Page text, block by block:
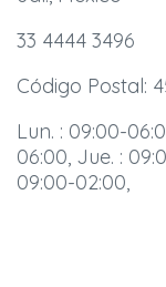
33 4444 3496
Código Postal:
Lun. : 09:00-
06:00, Jue. :
09:00-02:00,